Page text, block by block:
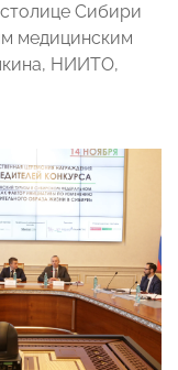
Сибири
медицинским
НИИТО,